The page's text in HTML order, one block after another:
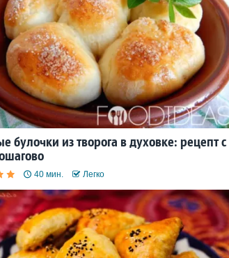
булочки из творога в духовке: рецепт с
40 мин. Легко